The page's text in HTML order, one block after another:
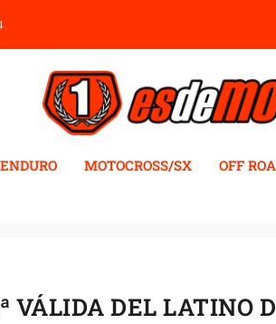
ENDURO MOTOCROSS/SX OFF
VÁLIDA DEL LATINO